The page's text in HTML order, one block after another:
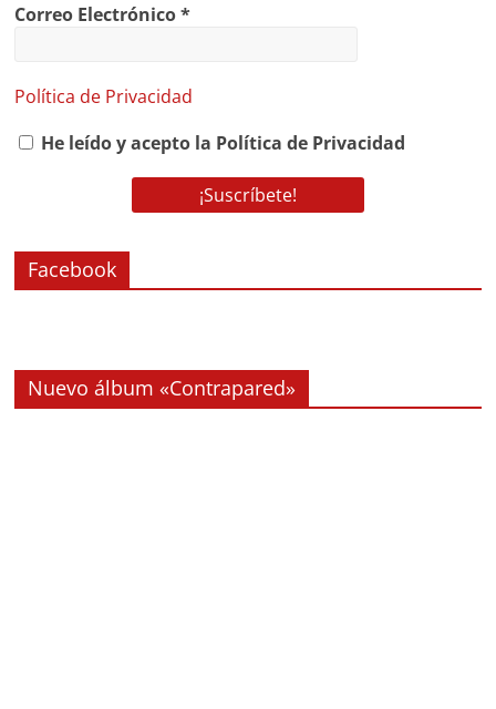
Correo Electrónico*
Política de Privacidad
He leído y acepto la Política de Privacidad
Facebook
Nuevo álbum «Contrapared»